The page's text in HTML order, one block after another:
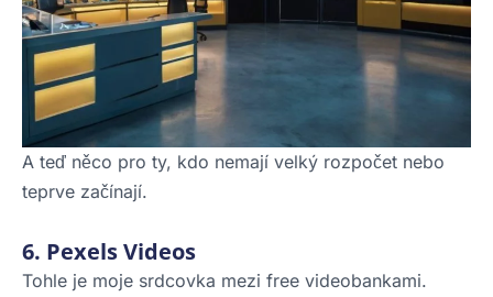
A teď něco pro ty, kdo nemají velký rozpočet nebo
teprve začínají.
6. Pexels Videos
Tohle je moje srdcovka mezi free videobankami.